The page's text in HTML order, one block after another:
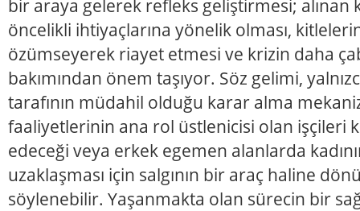
bir araya gelerek refleks geliştirmesi; alınan
öncelikli ihtiyaçlarına yönelik olması,
özümseyerek riayet etmesi ve krizin daha
bakımından önem taşıyor. Söz gelimi,
tarafının müdahil olduğu karar alma
faaliyetlerinin ana rol üstlenicisi olan işçileri
edeceği veya erkek egemen alanlarda
uzaklaşması için salgının bir araç haline
söylenebilir. Yaşanmakta olan sürecin bir